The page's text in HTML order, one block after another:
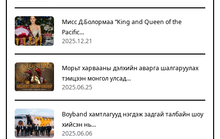
Мисс Д.Болормаа “King and Queen of the
Pacific…
2025.12.21
Морьт харвааны дэлхийн аварга шалгаруулах
тэмцээн монгол улсад…
2025.06.25
Boyband хамтлагууд нэгдэж задгай талбайн шоу
хийсэн нь…
2025.06.06